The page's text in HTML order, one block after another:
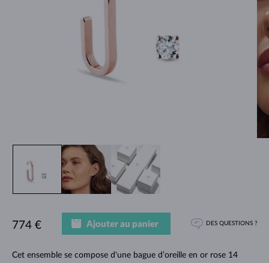
Cet ensemble se compose d'une bague d’oreille en or rose 14
774 € Ajouter au panier DES QUESTIONS ?